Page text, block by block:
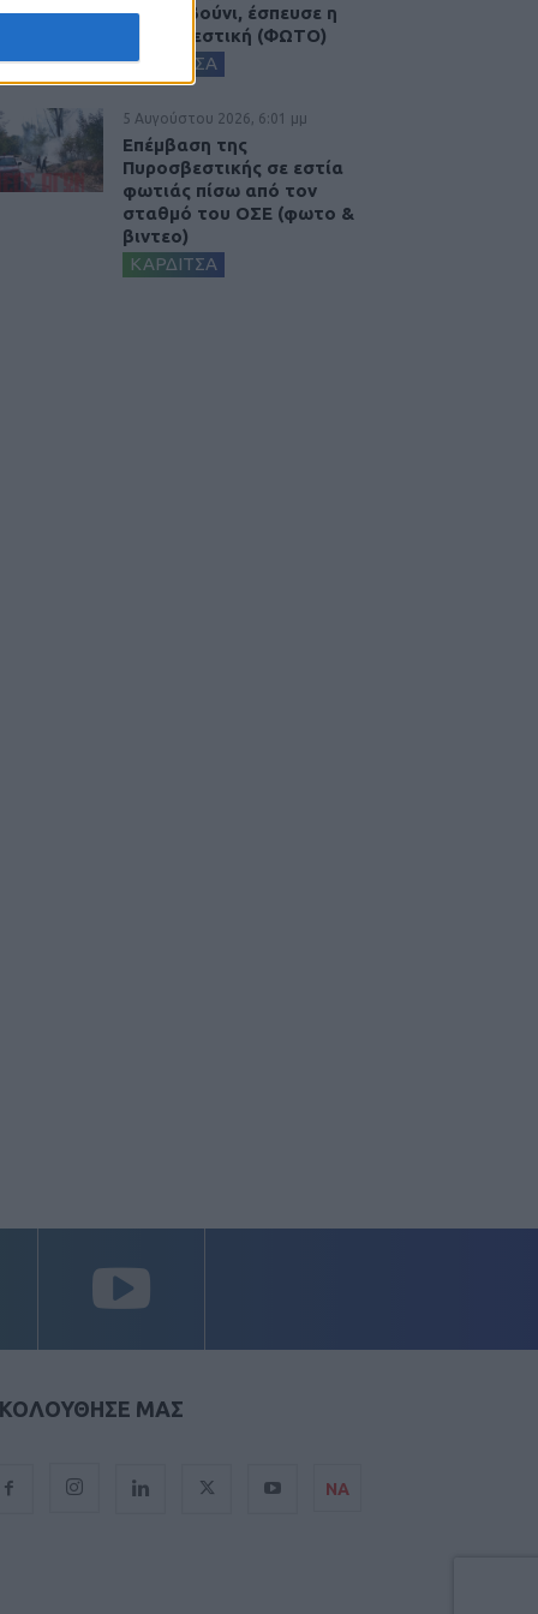
Μορφοβούνι, έσπευσε η
Πυροσβεστική (ΦΩΤΟ)
ΚΑΡΔΙΤΣΑ
5 Αυγούστου 2026, 6:01 μμ
Επέμβαση της
Πυροσβεστικής σε εστία
φωτιάς πίσω από τον
σταθμό του ΟΣΕ (φωτο &
βιντεο)
ΚΑΡΔΙΤΣΑ
ΜΑΣ
ΝΑ